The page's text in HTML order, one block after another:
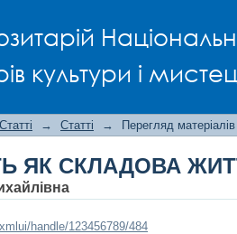
культури і
Статті → Статті → Перегляд матеріалів
ЯК СКЛАДОВА
handle/123456789/484